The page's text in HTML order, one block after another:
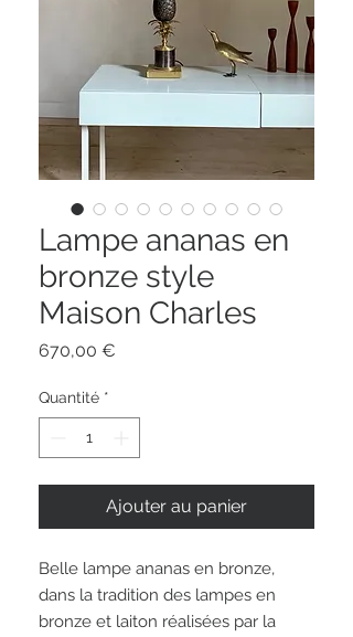
Lampe ananas en
bronze style
Maison Charles
670,00 €
Quantité *
Ajouter au panier
Belle lampe ananas en bronze,
dans la tradition des lampes en
bronze et laiton réalisées par la